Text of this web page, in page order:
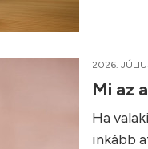
2026.
Mi az
Ha
inkább